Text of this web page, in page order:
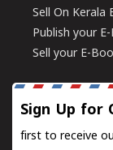
Sell On Kerala
Publish your
Sell your E-
Sign Up for
first to receive